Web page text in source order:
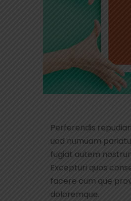
Perferendis
uod numuam
fugiat autem
Excepturi quos
facere cum que
doloremque.